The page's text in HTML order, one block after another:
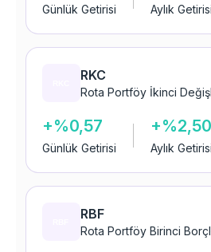
Günlük Getirisi Aylık Getirisi
RKC
Rota Portföy İkinci
+%0,57
Günlük Getirisi
+%2,50
Aylık Getirisi
RBF
Rota Portföy Birinci